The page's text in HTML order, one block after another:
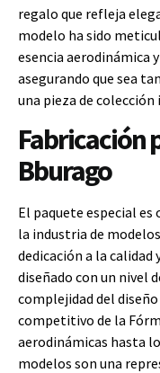
regalo que refleja
modelo ha sido
esencia aerodinámica
asegurando que sea
una pieza de
Fabricación
Bburago
El paquete especial
la industria de
dedicación a la calidad
diseñado con un nivel
complejidad del
competitivo de la
aerodinámicas hasta
modelos son una